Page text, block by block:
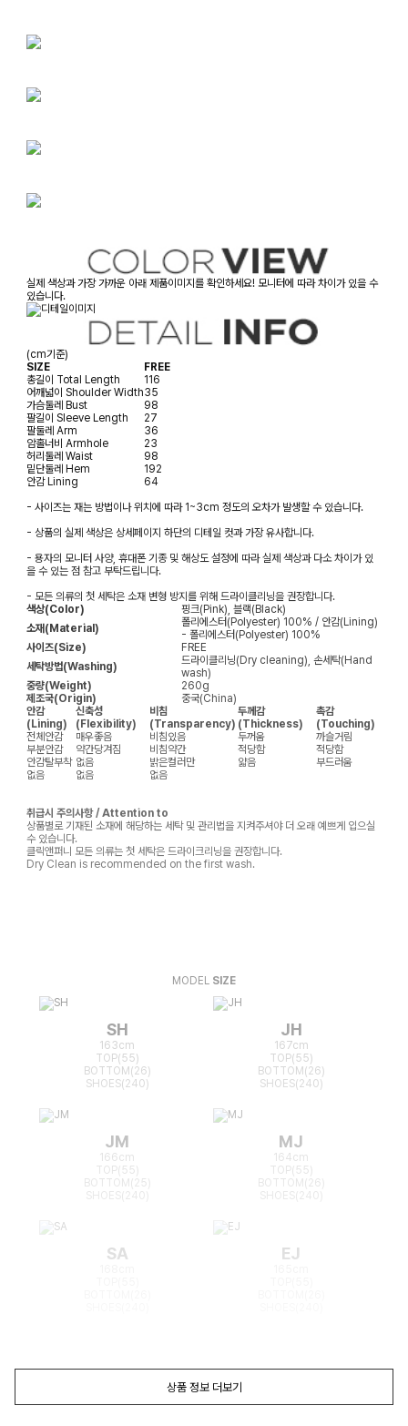
실제 색상과 가장 가까운 아래 제품이미지를 확인하세요! 모니터에 따라 차이가 있을 수
있습니다.
(cm기준)
SIZE
FREE
총길이 Total Length
116
어깨넓이 Shoulder Width35
가슴둘레 Bust
98
팔길이 Sleeve Length
27
팔둘레 Arm
36
암홀너비 Armhole
23
허리둘레 Waist
98
밑단둘레 Hem
192
안감 Lining
64
- 사이즈는 재는 방법이나 위치에 따라 1~3cm 정도의 오차가 발생할 수 있습니다.
- 상품의 실제 색상은 상세페이지 하단의 디테일 컷과 가장 유사합니다.
- 용자의 모니터 사양, 휴대폰 기종 및 해상도 설정에 따라 실제 색상과 다소 차이가 있
을 수 있는 점 참고 부탁드립니다.
- 모든 의류의 첫 세탁은 소재 변형 방지를 위해 드라이클리닝을 권장합니다.
색상(Color)
핑크(Pink), 블랙(Black)
소재(Material)
폴리에스터(Polyester) 100% / 안감(Lining)
- 폴리에스터(Polyester) 100%
사이즈(Size)
FREE
세탁방법(Washing)
드라이클리닝(Dry cleaning), 손세탁(Hand
wash)
중량(Weight)
260g
제조국(Origin)
중국(China)
안감
(Lining)
신축성
(Flexibility)
비침
(Transparency)
두께감
(Thickness)
촉감
(Touching)
전체안감
매우좋음 비침있음 두꺼움
까슬거림
부분안감
약간당겨짐 비침약간 적당함
적당함
안감탈부착 없음 밝은컬러만 얇음
부드러움
없음
없음 없음
취급시 주의사항 / Attention to
상품별로 기재된 소재에 해당하는 세탁 및 관리법을 지켜주셔야 더 오래 예쁘게 입으실
수 있습니다.
클릭앤퍼니 모든 의류는 첫 세탁은 드라이크리닝을 권장합니다.
Dry Clean is recommended on the first wash.
MODEL SIZE
SH
163cm
TOP(55)
BOTTOM(26)
SHOES(240)
JH
167cm
TOP(55)
BOTTOM(26)
SHOES(240)
JM
166cm
TOP(55)
BOTTOM(25)
MJ
164cm
TOP(55)
BOTTOM(26)
SA EJ
상품 정보 더보기